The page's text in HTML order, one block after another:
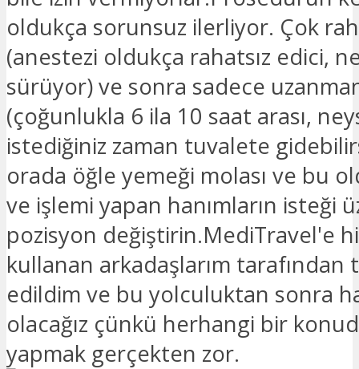
oldukça sorunsuz ilerliyor. Çok
(anestezi oldukça rahatsız edici,
sürüyor) ve sonra sadece
(çoğunlukla 6 ila 10 saat arası,
istediğiniz zaman tuvalete
orada öğle yemeği molası ve bu
ve işlemi yapan hanımların isteği
pozisyon değiştirin.MediTravel'e
kullanan arkadaşlarım tarafından
edildim ve bu yolculuktan sonra
olacağız çünkü herhangi bir
yapmak gerçekten zor.